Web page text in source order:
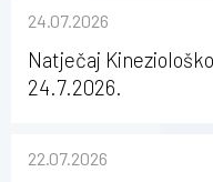
24.07.2026
Natječaj
24.7.2026.
22.07.2026